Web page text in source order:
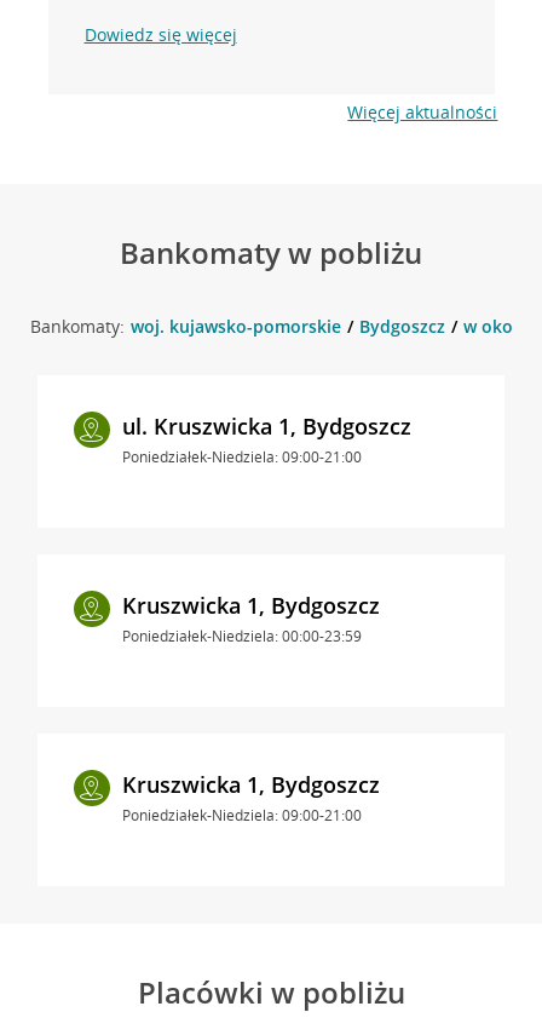
Dowiedz się więcej
Więcej aktualności
Bankomaty w pobliżu
Bankomaty: woj. kujawsko-pomorskie Bydgoszcz w
ul. Kruszwicka 1, Bydgoszcz
Poniedziałek-Niedziela: 09:00-21:00
Kruszwicka 1, Bydgoszcz
Poniedziałek-Niedziela: 00:00-23:59
Kruszwicka 1, Bydgoszcz
Poniedziałek-Niedziela: 09:00-21:00
Placówki w pobliżu